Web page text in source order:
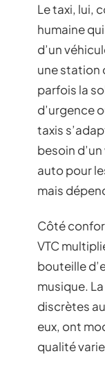
Le taxi, lui,
humaine
d’un
une station
parfois la
d’urgence
taxis
besoin
auto pour
mais
Côté
VTC
bouteille
musique.
discrètes
eux, ont
qualité varie